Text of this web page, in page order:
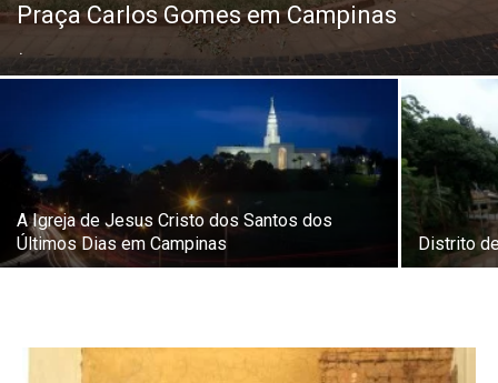
Praça Carlos Gomes em Campinas
.
A Igreja de Jesus Cristo dos Santos dos
Últimos Dias em Campinas
Distrito